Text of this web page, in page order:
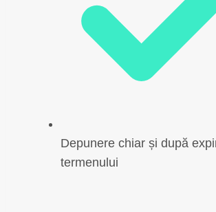
Depunere chiar și după
termenului